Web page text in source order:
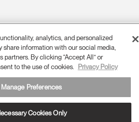
analytics, and personalized
share information with our social media,
partners. By clicking “Accept All” or
to the use of cookies.
Privacy Policy
Manage Preferences
Cookies Only